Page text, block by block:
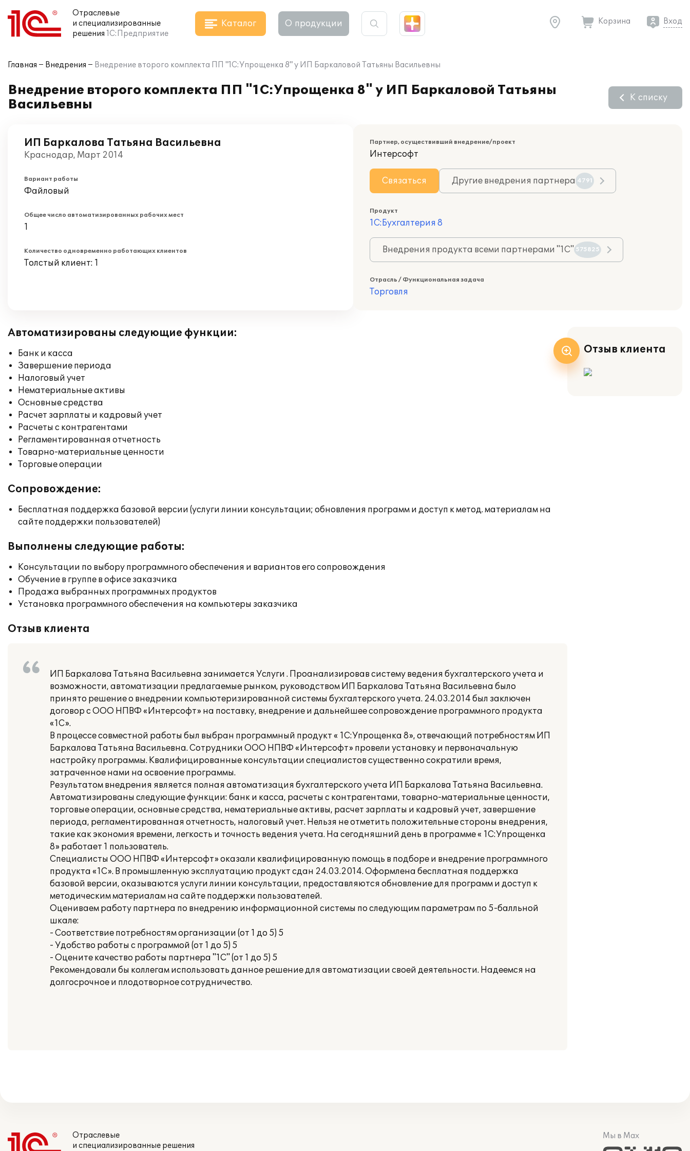
Отраслевые
и специализированные
решения 1С:Предприятие
Каталог О продукции Корзина Вход
Главная Внедрения Внедрение второго комплекта ПП "1С:Упрощенка 8" у ИП Баркаловой Татьяны Васильевны
Внедрение второго комплекта ПП "1С:Упрощенка 8" у ИП Баркаловой Татьяны
Васильевны
К списку
ИП Баркалова Татьяна Васильевна
Краснодар, Март 2014
Вариант работы
Файловый
Общее число автоматизированных рабочих мест
1
Количество одновременно работающих клиентов
Толстый клиент: 1
Партнер, осуществивший внедрение/проект
Интерсофт
Связаться Другие внедрения партнера 4791
Продукт
1С:Бухгалтерия 8
Внедрения продукта всеми партнерами "1С" 575825
Отрасль / Функциональная задача
Торговля
Автоматизированы следующие функции:
Банк и касса
Завершение периода
Налоговый учет
Нематериальные активы
Основные средства
Расчет зарплаты и кадровый учет
Расчеты с контрагентами
Регламентированная отчетность
Товарно-материальные ценности
Торговые операции
Сопровождение:
Бесплатная поддержка базовой версии (услуги линии консультации; обновления программ и доступ к метод. материалам на
сайте поддержки пользователей)
Выполнены следующие работы:
Консультации по выбору программного обеспечения и вариантов его сопровождения
Обучение в группе в офисе заказчика
Продажа выбранных программных продуктов
Установка программного обеспечения на компьютеры заказчика
Отзыв клиента
ИП Баркалова Татьяна Васильевна занимается Услуги . Проанализировав систему ведения бухгалтерского учета и
возможности, автоматизации предлагаемые рынком, руководством ИП Баркалова Татьяна Васильевна было
принято решение о внедрении компьютеризированной системы бухгалтерского учета. 24.03.2014 был заключен
договор с ООО НПВФ «Интерсофт» на поставку, внедрение и дальнейшее сопровождение программного продукта
«1С».
В процессе совместной работы был выбран программный продукт « 1С:Упрощенка 8», отвечающий потребностям ИП
Баркалова Татьяна Васильевна. Сотрудники ООО НПВФ «Интерсофт» провели установку и первоначальную
настройку программы. Квалифицированные консультации специалистов существенно сократили время,
затраченное нами на освоение программы.
Результатом внедрения является полная автоматизация бухгалтерского учета ИП Баркалова Татьяна Васильевна.
Автоматизированы следующие функции: банк и касса, расчеты с контрагентами, товарно-материальные ценности,
торговые операции, основные средства, нематериальные активы, расчет зарплаты и кадровый учет, завершение
периода, регламентированная отчетность, налоговый учет. Нельзя не отметить положительные стороны внедрения,
такие как экономия времени, легкость и точность ведения учета. На сегодняшний день в программе « 1С:Упрощенка
8» работает 1 пользователь.
Специалисты ООО НПВФ «Интерсофт» оказали квалифицированную помощь в подборе и внедрение программного
продукта «1С». В промышленную эксплуатацию продукт сдан 24.03.2014. Оформлена бесплатная поддержка
базовой версии, оказываются услуги линии консультации, предоставляются обновление для программ и доступ к
методическим материалам на сайте поддержки пользователей.
Оцениваем работу партнера по внедрению информационной системы по следующим параметрам по 5-балльной
шкале:
- Соответствие потребностям организации (от 1 до 5) 5
- Удобство работы с программой (от 1 до 5) 5
- Оцените качество работы партнера "1С" (от 1 до 5) 5
Рекомендовали бы коллегам использовать данное решение для автоматизации своей деятельности. Надеемся на
долгосрочное и плодотворное сотрудничество.
Отзыв клиента
Отраслевые
и специализированные решения
Мы в Max